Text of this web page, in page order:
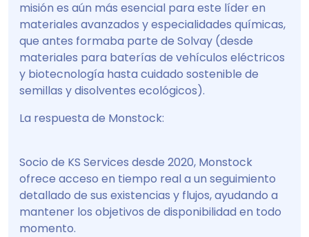
misión es aún más esencial para este líder en
materiales avanzados y especialidades químicas,
que antes formaba parte de Solvay (desde
materiales para baterías de vehículos eléctricos
y biotecnología hasta cuidado sostenible de
semillas y disolventes ecológicos).
La respuesta de Monstock:
Socio de KS Services desde 2020, Monstock
ofrece acceso en tiempo real a un seguimiento
detallado de sus existencias y flujos, ayudando a
mantener los objetivos de disponibilidad en todo
momento.